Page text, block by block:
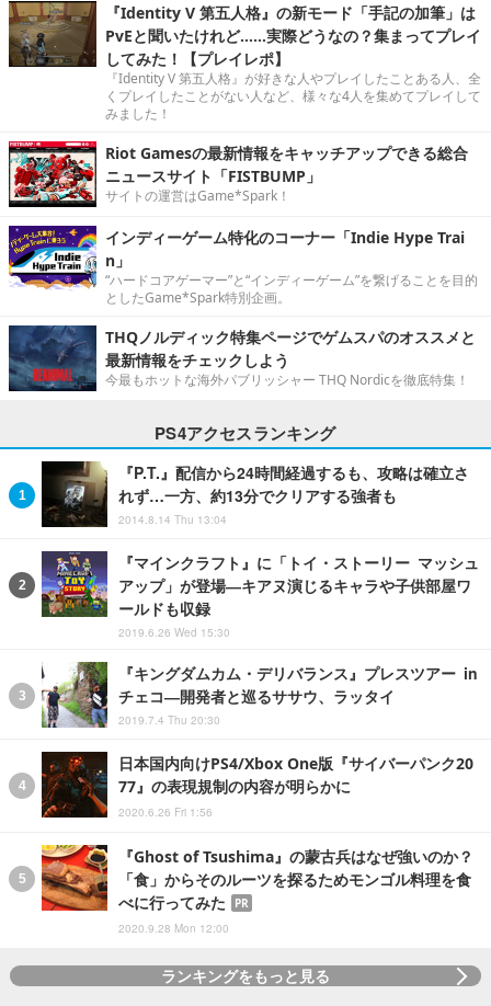
『Identity V 第五人格』の新モード「手記の加筆」は
PvEと聞いたけれど……実際どうなの？集まってプレイ
してみた！【プレイレポ】
『Identity V 第五人格』が好きな人やプレイしたことある人、全
くプレイしたことがない人など、様々な4人を集めてプレイして
みました！
Riot Gamesの最新情報をキャッチアップできる総合
ニュースサイト「FISTBUMP」
サイトの運営はGame*Spark！
インディーゲーム特化のコーナー「Indie Hype Trai
n」
“ハードコアゲーマー”と“インディーゲーム”を繋げることを目的
としたGame*Spark特別企画。
THQノルディック特集ページでゲムスパのオススメと
最新情報をチェックしよう
今最もホットな海外パブリッシャー THQ Nordicを徹底特集！
PS4アクセスランキング
『P.T.』配信から24時間経過するも、攻略は確立さ
れず…一方、約13分でクリアする強者も
2014.8.14 Thu 13:04
『マインクラフト』に「トイ・ストーリー マッシュ
アップ」が登場―キアヌ演じるキャラや子供部屋ワ
ールドも収録
2019.6.26 Wed 15:30
『キングダムカム・デリバランス』プレスツアー in
チェコ―開発者と巡るササウ、ラッタイ
2019.7.4 Thu 20:30
日本国内向けPS4/Xbox One版『サイバーパンク20
77』の表現規制の内容が明らかに
2020.6.26 Fri 1:56
『Ghost of Tsushima』の蒙古兵はなぜ強いのか？
「食」からそのルーツを探るためモンゴル料理を食
べに行ってみた
PR
2020.9.28 Mon 12:00
ランキングをもっと見る